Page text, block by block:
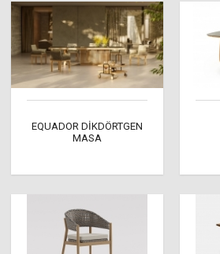
EQUADOR DİKDÖRTGEN
MASA